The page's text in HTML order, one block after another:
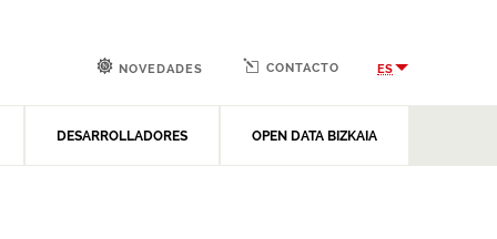
DESARROLLADORES OPEN DATA BIZKAIA
NOVEDADES CONTACTO ES